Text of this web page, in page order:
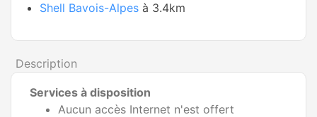
Shell Bavois-Alpes à 3.4km
Description
Services à disposition
Aucun accès Internet n'est offert